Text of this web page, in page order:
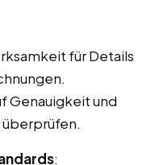
für Details
Genauigkeit und
: